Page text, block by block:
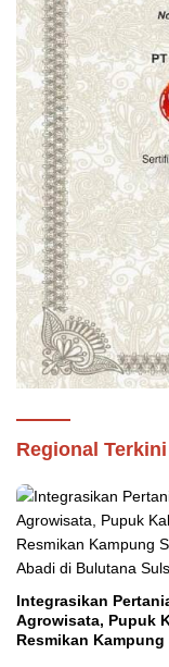
Regional Terkini
Integrasikan
Agrowisata, Pupuk
Resmikan Kampung